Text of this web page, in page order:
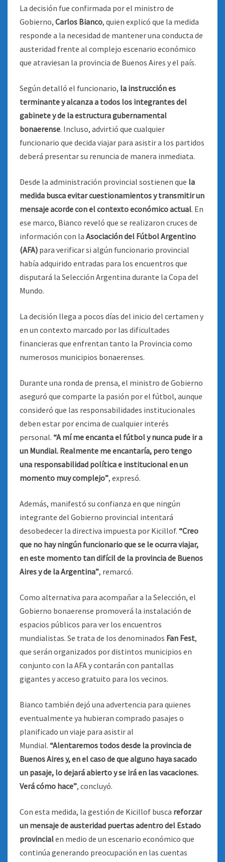
La decisión fue confirmada por el ministro de
Gobierno, Carlos Bianco, quien explicó que la medida
responde a la necesidad de mantener una conducta de
austeridad frente al complejo escenario económico
que atraviesan la provincia de Buenos Aires y el país.
Según detalló el funcionario, la instrucción es
terminante y alcanza a todos los integrantes del
gabinete y de la estructura gubernamental
bonaerense. Incluso, advirtió que cualquier
funcionario que decida viajar para asistir a los partidos
deberá presentar su renuncia de manera inmediata.
Desde la administración provincial sostienen que la
medida busca evitar cuestionamientos y transmitir un
mensaje acorde con el contexto económico actual. En
ese marco, Bianco reveló que se realizaron cruces de
información con la Asociación del Fútbol Argentino
(AFA) para verificar si algún funcionario provincial
había adquirido entradas para los encuentros que
disputará la Selección Argentina durante la Copa del
Mundo.
La decisión llega a pocos días del inicio del certamen y
en un contexto marcado por las dificultades
financieras que enfrentan tanto la Provincia como
numerosos municipios bonaerenses.
Durante una ronda de prensa, el ministro de Gobierno
aseguró que comparte la pasión por el fútbol, aunque
consideró que las responsabilidades institucionales
deben estar por encima de cualquier interés
personal. “A mí me encanta el fútbol y nunca pude ir a
un Mundial. Realmente me encantaría, pero tengo
una responsabilidad política e institucional en un
momento muy complejo”, expresó.
Además, manifestó su confianza en que ningún
integrante del Gobierno provincial intentará
desobedecer la directiva impuesta por Kicillof. “Creo
que no hay ningún funcionario que se le ocurra viajar,
en este momento tan difícil de la provincia de Buenos
Aires y de la Argentina”, remarcó.
Como alternativa para acompañar a la Selección, el
Gobierno bonaerense promoverá la instalación de
espacios públicos para ver los encuentros
mundialistas. Se trata de los denominados Fan Fest,
que serán organizados por distintos municipios en
conjunto con la AFA y contarán con pantallas
gigantes y acceso gratuito para los vecinos.
Bianco también dejó una advertencia para quienes
eventualmente ya hubieran comprado pasajes o
planificado un viaje para asistir al
Mundial. “Alentaremos todos desde la provincia de
Buenos Aires y, en el caso de que alguno haya sacado
un pasaje, lo dejará abierto y se irá en las vacaciones.
Verá cómo hace”, concluyó.
Con esta medida, la gestión de Kicillof busca reforzar
un mensaje de austeridad puertas adentro del Estado
provincialen medio de un escenario económico que
continúa generando preocupación en las cuentas